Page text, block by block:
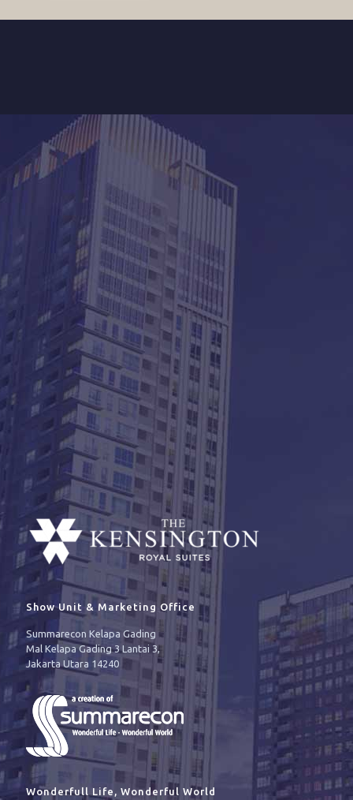
Show Unit & Marketing Office
Summarecon Kelapa Gading
Mal Kelapa Gading 3 Lantai 3,
Jakarta Utara 14240
Wonderfull Life, Wonderful World